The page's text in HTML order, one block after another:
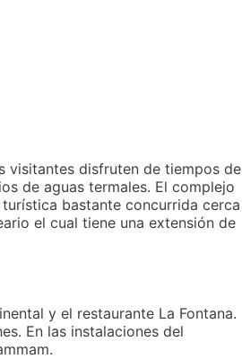
visitantes disfruten de tiempos de
de aguas termales. El complejo
bastante concurrida cerca
el cual tiene una extensión de
y el restaurante La Fontana.
En las instalaciones del